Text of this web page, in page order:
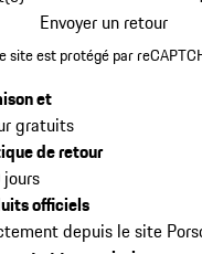
Envoyer un retour
site est protégé par
et
gratuits
de retour
officiels
depuis le site